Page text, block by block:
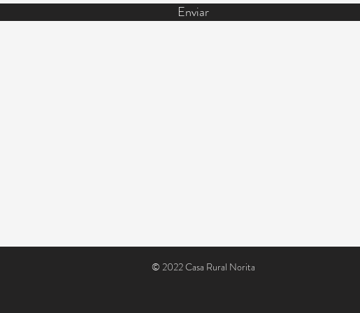
Enviar
© 2022 Casa Rural Norita